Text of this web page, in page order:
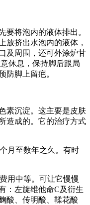
要将泡内的液体排出。
放挤出水泡内的液体，
及周围，还可外涂炉甘
休息，保持脚后跟局
防脚上留疤。
素沉淀。这主要是皮肤
造成的。它的治疗方式
月至数年之久。有时
用中等。可让它慢慢
：左旋维他命C及衍生
酸、传明酸、鞣花酸